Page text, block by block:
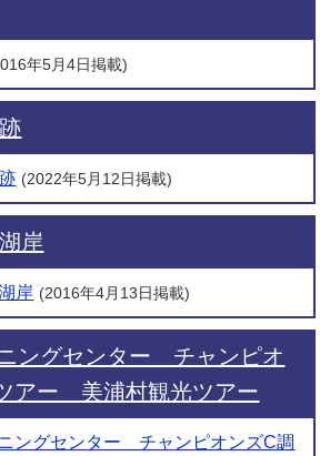
年5月4日掲載)
(2022年5月12日掲載)
岸
岸 (2016年4月13日掲載)
ングセンター チャンピオ
アー 美浦村観光ツアー
ングセンター チャンピオンズC調